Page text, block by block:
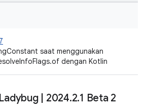
saat menggunakan
dengan Kotlin
2024.2.1 Beta 2